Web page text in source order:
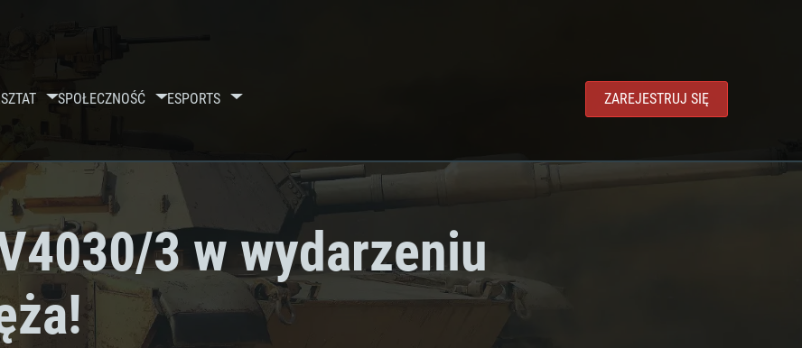
SPOŁECZNOŚĆ ESPORTS ZAREJESTRUJ SIĘ
3 w wydarzeniu